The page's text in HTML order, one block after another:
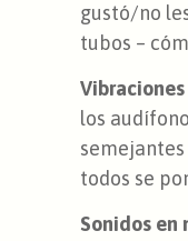
gustó/no
tubos –
los
todos se
Sonidos en